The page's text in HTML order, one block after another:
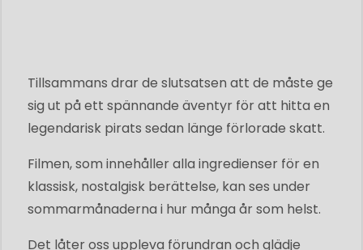
Tillsammans drar de slutsatsen att de måste ge
sig ut på ett spännande äventyr för att hitta en
legendarisk pirats sedan länge förlorade skatt.
Filmen, som innehåller alla ingredienser för en
klassisk, nostalgisk berättelse, kan ses under
sommarmånaderna i hur många år som helst.
Det låter oss uppleva förundran och glädje